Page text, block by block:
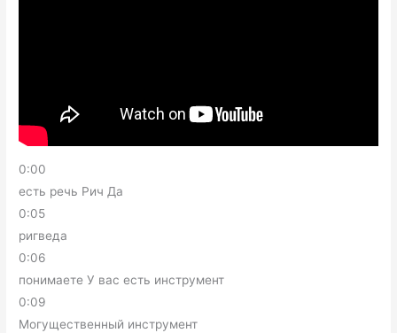
0:00
есть речь Рич Да
0:05
ригведа
0:06
понимаете У вас есть инструмент
0:09
Могущественный инструмент